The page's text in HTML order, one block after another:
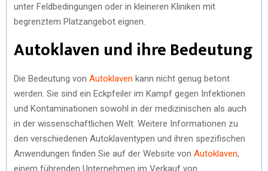
unter Feldbedingungen oder in kleineren Kliniken mit
begrenztem Platzangebot eignen.
Autoklaven und ihre Bedeutung
Die Bedeutung von Autoklaven kann nicht genug betont
werden. Sie sind ein Eckpfeiler im Kampf gegen Infektionen
und Kontaminationen sowohl in der medizinischen als auch
in der wissenschaftlichen Welt. Weitere Informationen zu
den verschiedenen Autoklaventypen und ihren spezifischen
Anwendungen finden Sie auf der Website von Autoklaven,
einem führenden Unternehmen im Verkauf von